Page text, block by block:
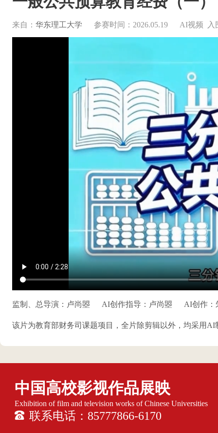
来自： 华东理工大学 参赛时间：2026.05.19 AI视频 入
监制、总导演：卢尚曌 AI创作指导：卢尚曌 AI创作：
该片为教育部财务司课题项目，全片除剪辑以外，均采用AI
中国高校影视作品展映
Exhibition of film and television works of Chinese Universities
联系电话：85777866-6170